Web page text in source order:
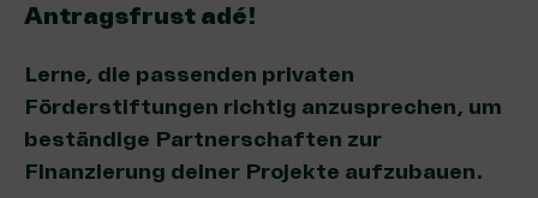
Antragsfrust adé!
Lerne, die passenden privaten
Förderstiftungen richtig anzusprechen, um
beständige Partnerschaften zur
Finanzierung deiner Projekte aufzubauen.